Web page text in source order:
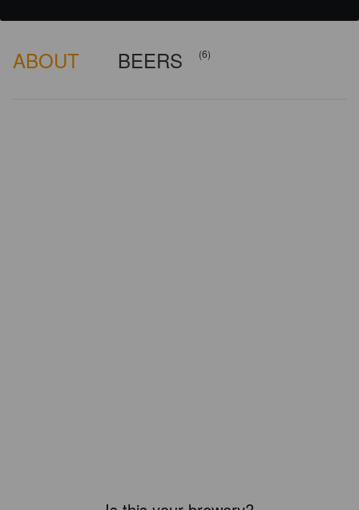
ABOUT BEERS (6)